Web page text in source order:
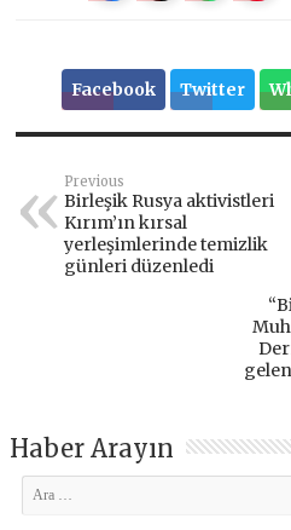
Facebook Twitter
Previous
Birleşik Rusya aktivistleri
Kırım’ın kırsal
yerleşimlerinde temizlik
günleri düzenledi
Haber Arayın